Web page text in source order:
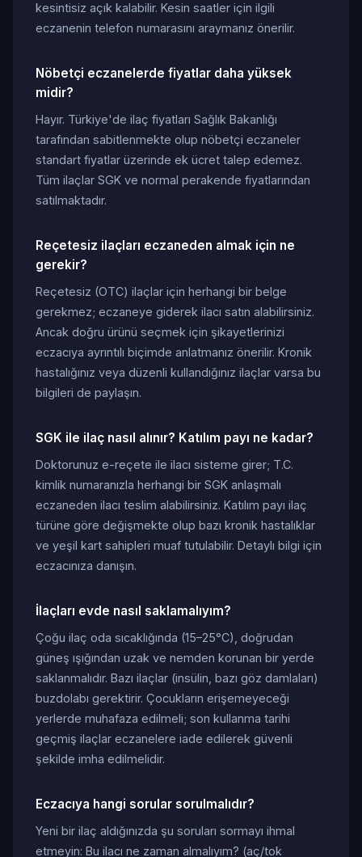
kesintisiz açık kalabilir. Kesin saatler için ilgili
eczanenin telefon numarasını araymanız önerilir.
Nöbetçi eczanelerde fiyatlar daha yüksek
midir?
Hayır. Türkiye'de ilaç fiyatları Sağlık Bakanlığı
tarafından sabitlenmekte olup nöbetçi eczaneler
standart fiyatlar üzerinde ek ücret talep edemez.
Tüm ilaçlar SGK ve normal perakende fiyatlarından
satılmaktadır.
Reçetesiz ilaçları eczaneden almak için ne
gerekir?
Reçetesiz (OTC) ilaçlar için herhangi bir belge
gerekmez; eczaneye giderek ilacı satın alabilirsiniz.
Ancak doğru ürünü seçmek için şikayetlerinizi
eczacıya ayrıntılı biçimde anlatmanız önerilir. Kronik
hastalığınız veya düzenli kullandığınız ilaçlar varsa bu
bilgileri de paylaşın.
SGK ile ilaç nasıl alınır? Katılım payı ne kadar?
Doktorunuz e-reçete ile ilacı sisteme girer; T.C.
kimlik numaranızla herhangi bir SGK anlaşmalı
eczaneden ilacı teslim alabilirsiniz. Katılım payı ilaç
türüne göre değişmekte olup bazı kronik hastalıklar
ve yeşil kart sahipleri muaf tutulabilir. Detaylı bilgi için
eczacınıza danışın.
İlaçları evde nasıl saklamalıyım?
Çoğu ilaç oda sıcaklığında (15–25°C), doğrudan
güneş ışığından uzak ve nemden korunan bir yerde
saklanmalıdır. Bazı ilaçlar (insülin, bazı göz damlaları)
buzdolabı gerektirir. Çocukların erişemeyeceği
yerlerde muhafaza edilmeli; son kullanma tarihi
geçmiş ilaçlar eczanelere iade edilerek güvenli
şekilde imha edilmelidir.
Eczacıya hangi sorular sorulmalıdır?
Yeni bir ilaç aldığınızda şu soruları sormayı ihmal
etmeyin: Bu ilacı ne zaman almalıyım? (aç/tok